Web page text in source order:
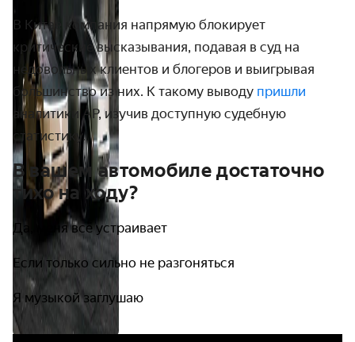
В Китае компания напрямую блокирует
критические высказывания, подавая в суд на
недовольных клиентов и блогеров и выигрывая
большинство из них. К такому выводу пришли
аналитики AP, изучив доступную судебную
статистику.
В вашем автомобиле достаточно
тихо на ходу?
Да, меня всё устраивает
Если только сильно не разгоняться
Я музыкой заглушаю